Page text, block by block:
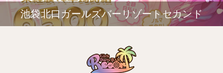
池袋北口ガールズバーリゾートセカンド